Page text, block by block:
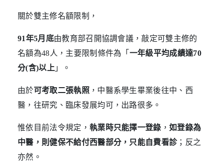
關於雙主修名額限制，
91年5月底由教育部召開協調會議，敲定可雙主修的
名額為48人，主要限制條件為「 一年級平均成績達70
分(含)以上 」。
由於可考取二張執照，中醫系學生畢業後往中、西
醫，往研究、臨床發展均可，出路很多。
惟依目前法令規定， 執業時只能擇一登錄 ，如登錄為
中醫，則健保不給付西醫部分，只能自費看診；反之
亦然。